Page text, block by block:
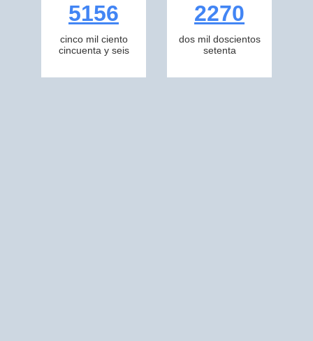
5156
cinco mil ciento
cincuenta y seis
2270
dos mil doscientos
setenta